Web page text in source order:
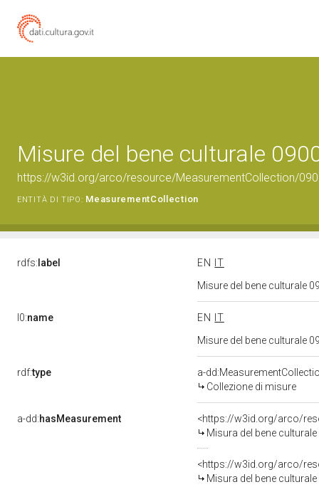
Misure del bene culturale
https://w3id.org/arco/resource/MeasurementCollection/
ENTITÀ DI TIPO: MeasurementCollection
rdfs: label EN
IT
Misure del bene culturale
l0:name EN
IT
Misure del bene culturale
rdf:type
a-
Collezione di misure
a-dd:hasMeasurement
<https://w3id.org/arco/
Misura del bene
<https://w3id.org/arco/
Misura del bene